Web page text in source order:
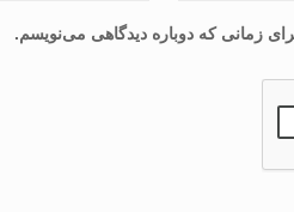
زمانی که دوباره دیدگاهی می‌نویسم.